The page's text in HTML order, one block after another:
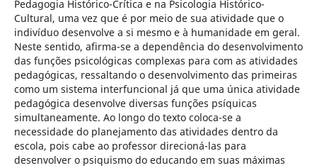
Pedagogia Histórico-Crítica e na Psicologia Histórico-
Cultural, uma vez que é por meio de sua atividade que o
indivíduo desenvolve a si mesmo e à humanidade em geral.
Neste sentido, afirma-se a dependência do desenvolvimento
das funções psicológicas complexas para com as atividades
pedagógicas, ressaltando o desenvolvimento das primeiras
como um sistema interfuncional já que uma única atividade
pedagógica desenvolve diversas funções psíquicas
simultaneamente. Ao longo do texto coloca-se a
necessidade do planejamento das atividades dentro da
escola, pois cabe ao professor direcioná-las para
desenvolver o psiquismo do educando em suas máximas